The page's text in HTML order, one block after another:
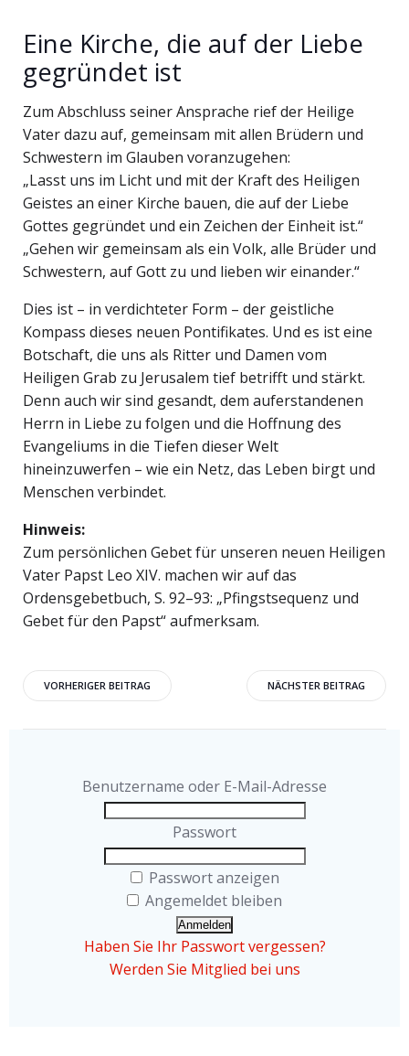
Eine Kirche, die auf der Liebe
gegründet ist
Zum Abschluss seiner Ansprache rief der Heilige
Vater dazu auf, gemeinsam mit allen Brüdern und
Schwestern im Glauben voranzugehen:
„Lasst uns im Licht und mit der Kraft des Heiligen
Geistes an einer Kirche bauen, die auf der Liebe
Gottes gegründet und ein Zeichen der Einheit ist.“
„Gehen wir gemeinsam als ein Volk, alle Brüder und
Schwestern, auf Gott zu und lieben wir einander.“
Dies ist – in verdichteter Form – der geistliche
Kompass dieses neuen Pontifikates. Und es ist eine
Botschaft, die uns als Ritter und Damen vom
Heiligen Grab zu Jerusalem tief betrifft und stärkt.
Denn auch wir sind gesandt, dem auferstandenen
Herrn in Liebe zu folgen und die Hoffnung des
Evangeliums in die Tiefen dieser Welt
hineinzuwerfen – wie ein Netz, das Leben birgt und
Menschen verbindet.
Hinweis:
Zum persönlichen Gebet für unseren neuen Heiligen
Vater Papst Leo XIV. machen wir auf das
Ordensgebetbuch, S. 92–93: „Pfingstsequenz und
Gebet für den Papst“ aufmerksam.
Beitragsnavigation
VORHERIGER BEITRAG NÄCHSTER BEITRAG
Benutzername oder E-Mail-Adresse
Passwort
Passwort anzeigen
Angemeldet bleiben
Haben Sie Ihr Passwort vergessen?
Werden Sie Mitglied bei uns